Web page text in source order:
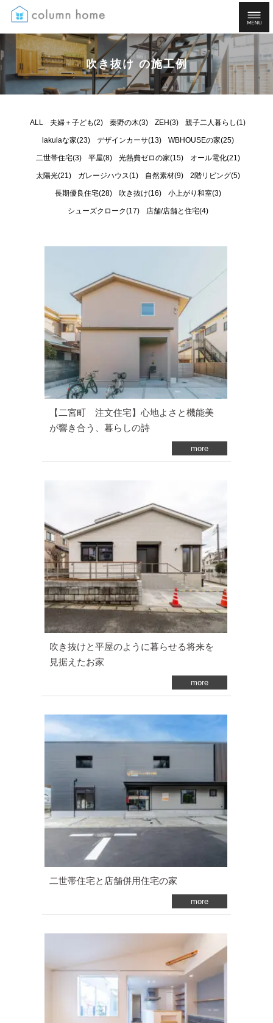
吹き抜け の施工例
ALL 夫婦＋子ども(2) 秦野の木(3) ZEH(3) 親子二人暮らし(1)
lakulaな家(23) デザインカーサ(13) WBHOUSEの家(25)
二世帯住宅(3) 平屋(8) 光熱費ゼロの家(15) オール電化(21)
太陽光(21) ガレージハウス(1) 自然素材(9) 2階リビング(5)
長期優良住宅(28) 吹き抜け(16) 小上がり和室(3)
シューズクローク(17) 店舗/店舗と住宅(4)
【二宮町 注文住宅】心地よさと機能美
が響き合う、暮らしの詩
more
吹き抜けと平屋のように暮らせる将来を
見据えたお家
more
二世帯住宅と店舗併用住宅の家
more